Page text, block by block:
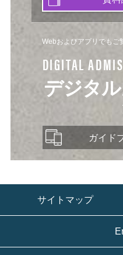
Webおよびアプリでもご
DIGITAL
デジタ
ガイド
サイトマップ